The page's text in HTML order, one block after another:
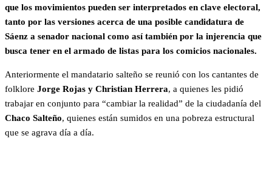
que los movimientos pueden ser interpretados en clave electoral,
tanto por las versiones acerca de una posible candidatura de
Sáenz a senador nacional como así también por la injerencia que
busca tener en el armado de listas para los comicios nacionales.
Anteriormente el mandatario salteño se reunió con los cantantes de
folklore Jorge Rojas y Christian Herrera, a quienes les pidió
trabajar en conjunto para “cambiar la realidad” de la ciudadanía del
Chaco Salteño, quienes están sumidos en una pobreza estructural
que se agrava día a día.